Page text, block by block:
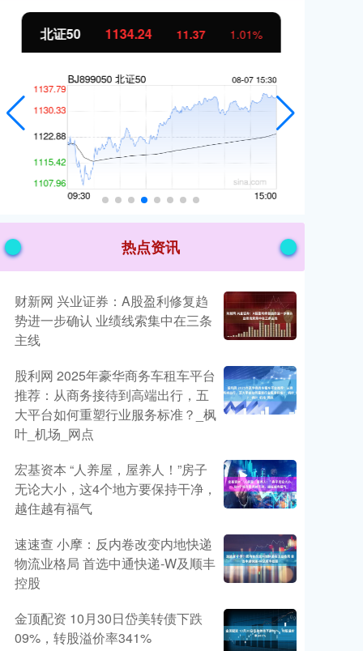
北证50 1134.24 11.37 1.01%
热点资讯
财新网 兴业证券：A股盈利修复趋
势进一步确认 业绩线索集中在三条
主线
股利网 2025年豪华商务车租车平台
推荐：从商务接待到高端出行，五
大平台如何重塑行业服务标准？_枫
叶_机场_网点
宏基资本 “人养屋，屋养人！”房子
无论大小，这4个地方要保持干净，
越住越有福气
速速查 小摩：反内卷改变内地快递
物流业格局 首选中通快递-W及顺丰
控股
金顶配资 10月30日岱美转债下跌
09%，转股溢价率341%